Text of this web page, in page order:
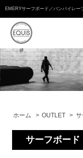
EMERYサーフボード／バンパイレー
ホーム > OUTLET > サ
サーフボード